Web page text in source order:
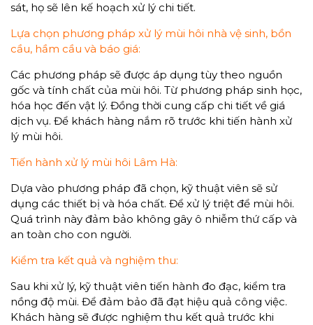
sát, họ sẽ lên kế hoạch xử lý chi tiết.
Lựa chọn phương pháp xử lý mùi hôi nhà vệ sinh, bồn
cầu, hầm cầu và báo giá:
Các phương pháp sẽ được áp dụng tùy theo nguồn
gốc và tính chất của mùi hôi. Từ phương pháp sinh học,
hóa học đến vật lý. Đồng thời cung cấp chi tiết về giá
dịch vụ. Để khách hàng nắm rõ trước khi tiến hành xử
lý mùi hôi.
Tiến hành xử lý mùi hôi Lâm Hà:
Dựa vào phương pháp đã chọn, kỹ thuật viên sẽ sử
dụng các thiết bị và hóa chất. Để xử lý triệt để mùi hôi.
Quá trình này đảm bảo không gây ô nhiễm thứ cấp và
an toàn cho con người.
Kiểm tra kết quả và nghiệm thu:
Sau khi xử lý, kỹ thuật viên tiến hành đo đạc, kiểm tra
nồng độ mùi. Để đảm bảo đã đạt hiệu quả công việc.
Khách hàng sẽ được nghiệm thu kết quả trước khi